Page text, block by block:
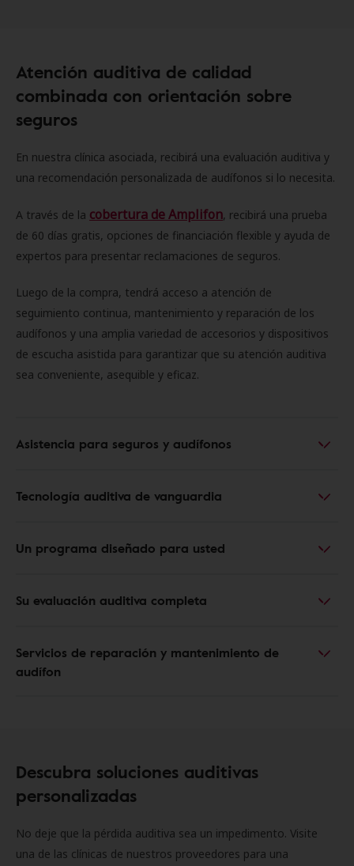
Atención auditiva de calidad
combinada con orientación sobre
seguros
En nuestra clínica asociada, recibirá una evaluación auditiva y
una recomendación personalizada de audífonos si lo necesita.
A través de la cobertura de Amplifon, recibirá una prueba
de 60 días gratis, opciones de financiación flexible y ayuda de
expertos para presentar reclamaciones de seguros.
Luego de la compra, tendrá acceso a atención de
seguimiento continua, mantenimiento y reparación de los
audífonos y una amplia variedad de accesorios y dispositivos
de escucha asistida para garantizar que su atención auditiva
sea conveniente, asequible y eficaz.
Asistencia para seguros y audífonos
Tecnología auditiva de vanguardia
Un programa diseñado para usted
Su evaluación auditiva completa
Servicios de reparación y mantenimiento de
audífon
Descubra soluciones auditivas
personalizadas
No deje que la pérdida auditiva sea un impedimento. Visite
una de las clínicas de nuestros proveedores para una